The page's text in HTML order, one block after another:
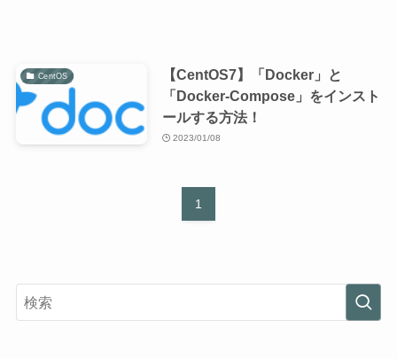
CentOS
【CentOS7】「Docker」と
「Docker-Compose」をインスト
ールする方法！
2023/01/08
1